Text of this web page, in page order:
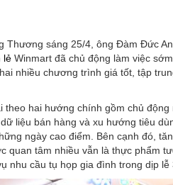
Thương sáng 25/4, ông Đàm Đức
lẻ Winmart đã chủ động làm việc
nhiều chương trình giá tốt, tập
theo hai hướng chính gồm chủ
liệu bán hàng và xu hướng tiêu
ngày cao điểm. Bên cạnh đó,
quan tâm nhiều vẫn là thực phẩm
nhu cầu tụ họp gia đình trong dịp lễ